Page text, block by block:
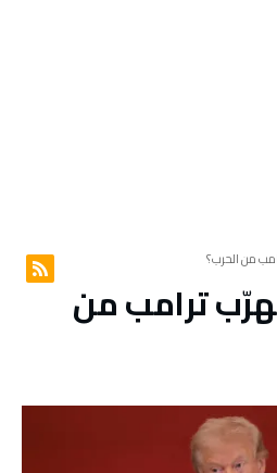
من الحرب؟
ترامب من